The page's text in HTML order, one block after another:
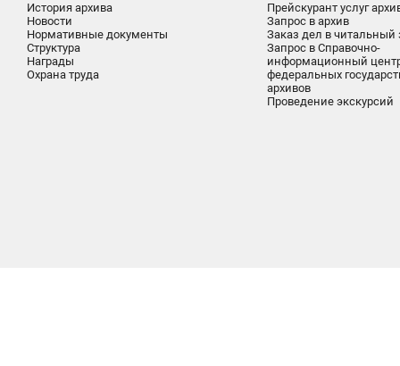
История архива
Новости
Нормативные документы
Структура
Награды
Охрана труда
Прейскурант услуг
Запрос в архив
Заказ дел в читальный
Запрос в Справочно-
информационный
федеральных
архивов
Проведение экскурсий